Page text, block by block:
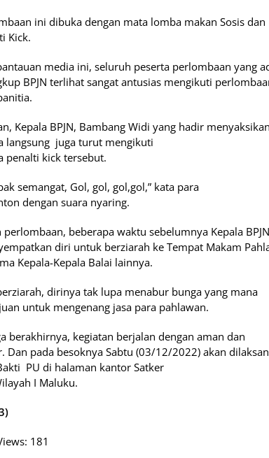
ini dibuka dengan mata lomba makan Sosis dan
Kick.
media ini, seluruh peserta perlombaan yang
BPJN terlihat sangat antusias mengikuti
Kepala BPJN, Bambang Widi yang hadir menyaksikan
langsung juga turut mengikuti
penalti kick tersebut.
semangat, Gol, gol, gol,gol,” kata para
dengan suara nyaring.
perlombaan, beberapa waktu sebelumnya Kepala BPJN
diri untuk berziarah ke Tempat Makam
Kepala-Kepala Balai lainnya.
dirinya tak lupa menabur bunga yang mana
untuk mengenang jasa para pahlawan.
berakhirnya, kegiatan berjalan dengan aman dan
Dan pada besoknya Sabtu (03/12/2022) akan
PU di halaman kantor Satker
I Maluku.
181